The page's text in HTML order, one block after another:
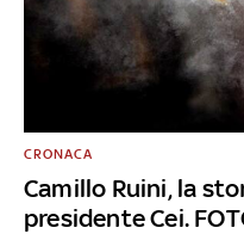
Camillo Ruini, la
presidente Cei.
CRONACA